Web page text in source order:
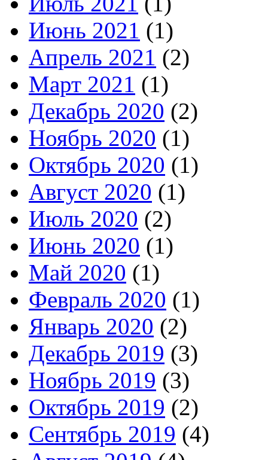
Июнь 2021 (1)
Апрель 2021 (2)
Март 2021 (1)
Декабрь 2020 (2)
Ноябрь 2020 (1)
Октябрь 2020 (1)
Август 2020 (1)
Июль 2020 (2)
Июнь 2020 (1)
Май 2020 (1)
Февраль 2020 (1)
Январь 2020 (2)
Декабрь 2019 (3)
Ноябрь 2019 (3)
Октябрь 2019 (2)
Сентябрь 2019 (4)